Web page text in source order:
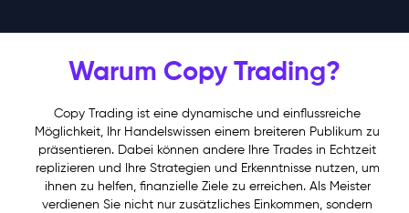
Warum Copy Trading?
Copy Trading ist eine dynamische und einflussreiche
Möglichkeit, Ihr Handelswissen einem breiteren Publikum zu
präsentieren. Dabei können andere Ihre Trades in Echtzeit
replizieren und Ihre Strategien und Erkenntnisse nutzen, um
ihnen zu helfen, finanzielle Ziele zu erreichen. Als Meister
verdienen Sie nicht nur zusätzliches Einkommen, sondern